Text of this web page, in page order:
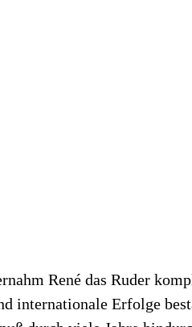
René das Ruder
internationale Erfolge